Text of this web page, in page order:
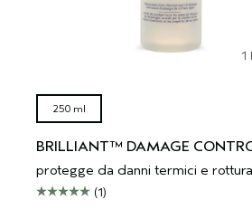
1
250 ml
BRILLIANT™ DAMAGE
protegge da danni termici e rottura
(1)